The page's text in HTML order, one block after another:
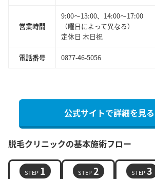
営業時間
9:00～13:00、14:00～17:00
（曜日によって異なる）
定休日 木日祝
電話番号 0877-46-5056
公式サイトで詳細を見る
脱毛クリニックの基本施術フロー
STEP 1 STEP 2 STEP 3